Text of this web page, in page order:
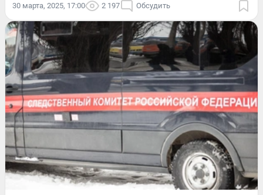
30 марта, 2025, 17:00 2 197 Обсудить